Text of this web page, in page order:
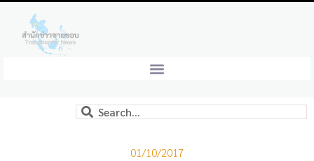
01/10/2017